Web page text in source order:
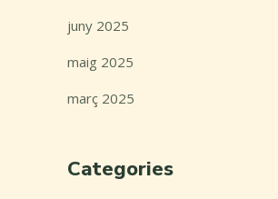
juny 2025
maig 2025
març 2025
Categories